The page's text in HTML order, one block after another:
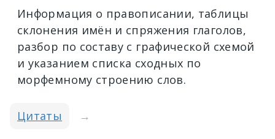
Информация о правописании, таблицы
склонения имён и спряжения глаголов,
разбор по составу с графической схемой
и указанием списка сходных по
морфемному строению слов.
Цитаты →